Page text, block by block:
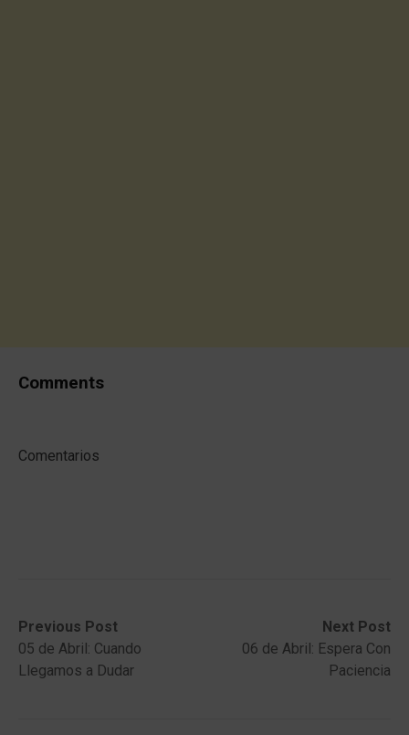
Comments
Comentarios
Post
navigation
Previous Post
Previous
post:05 de Abril: Cuando
Llegamos a Dudar
Next Post
Next
post:
06 de Abril: Espera Con
Paciencia